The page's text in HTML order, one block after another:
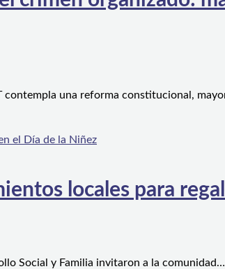
una reforma constitucional,
locales para
Social y Familia invitaron a la comunidad…